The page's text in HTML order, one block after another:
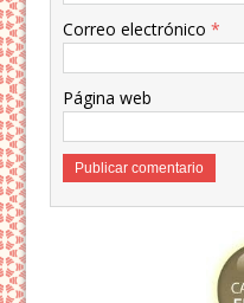
Correo electrónico*
Página web